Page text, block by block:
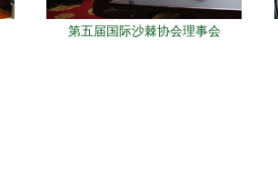
第五届国际沙棘协会理事会